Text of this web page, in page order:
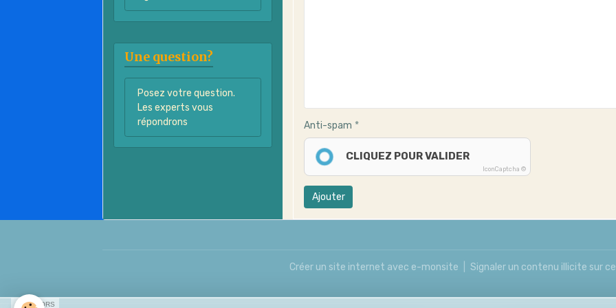
Anti-spam
CLIQUEZ POUR VALIDER
IconCaptcha ©
Ajouter
Une question?
Posez votre question.
Les experts vous
répondrons
Créer un site internet avec e-monsite Signaler un contenu illicite sur
SPONSORS